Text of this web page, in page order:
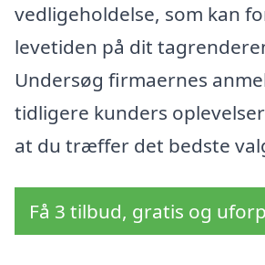
vedligeholdelse, som kan
levetiden på dit
Undersøg firmaernes
tidligere kunders
at du træffer det bedste
Få 3 tilbud, gratis og